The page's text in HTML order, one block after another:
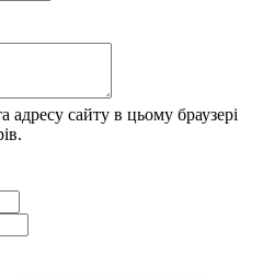
адресу сайту в цьому браузері